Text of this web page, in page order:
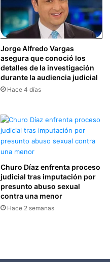
Jorge Alfredo Vargas
asegura que conoció los
detalles de la investigación
durante la audiencia judicial
Hace 4 días
Churo Díaz enfrenta proceso
judicial tras imputación por
presunto abuso sexual
contra una menor
Hace 2 semanas